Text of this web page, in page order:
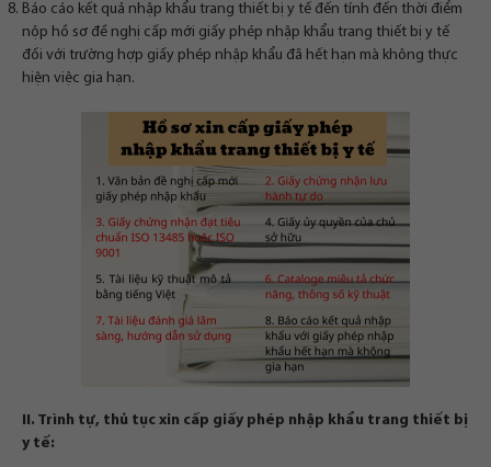
Báo cáo kết quả nhập khẩu trang thiết bị y tế đến tính đến thời điểm
nộp hồ sơ đề nghị cấp mới giấy phép nhập khẩu trang thiết bị y tế
đối với trường hợp giấy phép nhập khẩu đã hết hạn mà không thực
hiện việc gia hạn.
II. Trình tự, thủ tục xin cấp giấy phép nhập khẩu trang thiết bị
y tế: